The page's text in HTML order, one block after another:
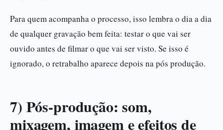
Para quem acompanha o processo, isso lembra o dia a dia
de qualquer gravação bem feita: testar o que vai ser
ouvido antes de filmar o que vai ser visto. Se isso é
ignorado, o retrabalho aparece depois na pós produção.
7) Pós-produção: som,
mixagem, imagem e efeitos de